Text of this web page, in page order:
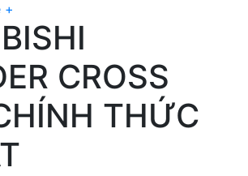
+
CROSS
THỨC